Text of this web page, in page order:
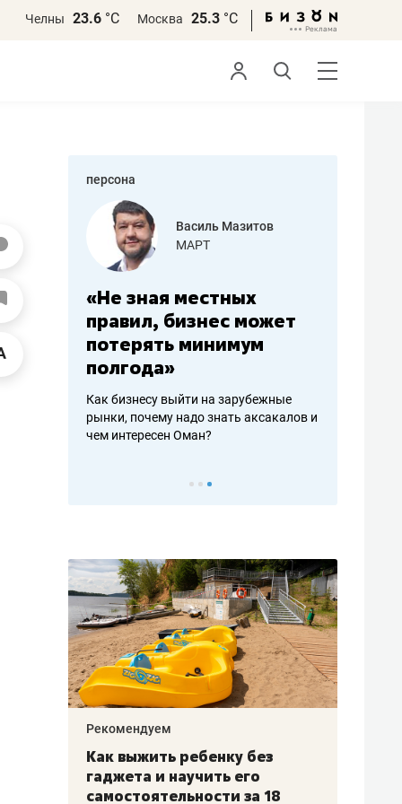
Челны 23.6 °С Москва 25.3 °С
персона
работа
Василь Мазитов
МАРТ
«Не зная местных
правил, бизнес может
потерять минимум
полгода»
Как бизнесу выйти на зарубежные
рынки, почему надо знать аксакалов и
чем интересен Оман?
Рекомендуем
Как выжить ребенку без
гаджета и научить его
самостоятельности за 18